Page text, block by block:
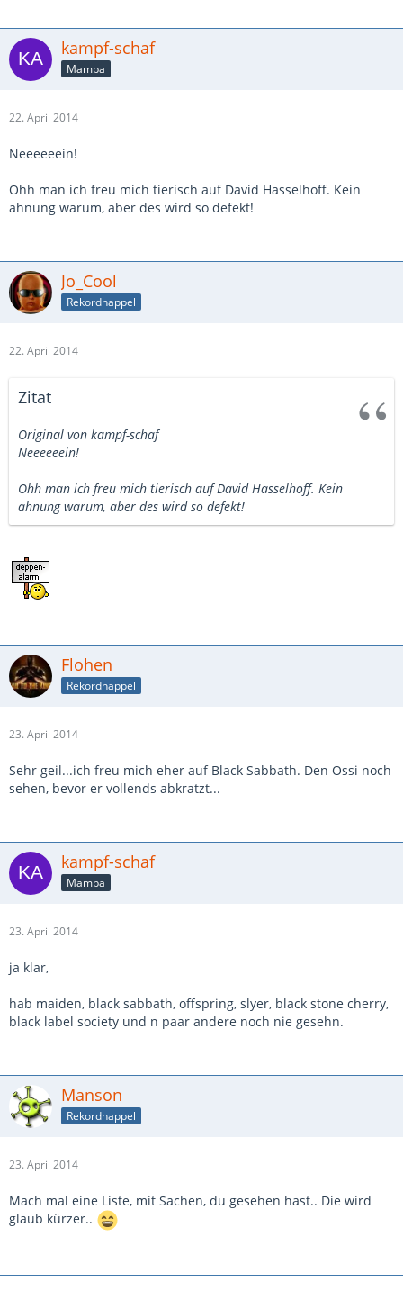
kampf-schaf
Mamba
22. April 2014
Neeeeeein!
Ohh man ich freu mich tierisch auf David Hasselhoff. Kein
ahnung warum, aber des wird so defekt!
Jo_Cool
Rekordnappel
22. April 2014
Zitat
Original von kampf-schaf
Neeeeeein!
Ohh man ich freu mich tierisch auf David Hasselhoff. Kein
ahnung warum, aber des wird so defekt!
Flohen
Rekordnappel
23. April 2014
Sehr geil...ich freu mich eher auf Black Sabbath. Den Ossi noch
sehen, bevor er vollends abkratzt...
kampf-schaf
Mamba
23. April 2014
ja klar,
hab maiden, black sabbath, offspring, slyer, black stone cherry,
black label society und n paar andere noch nie gesehn.
Manson
Rekordnappel
23. April 2014
Mach mal eine Liste, mit Sachen, du gesehen hast.. Die wird
glaub kürzer..